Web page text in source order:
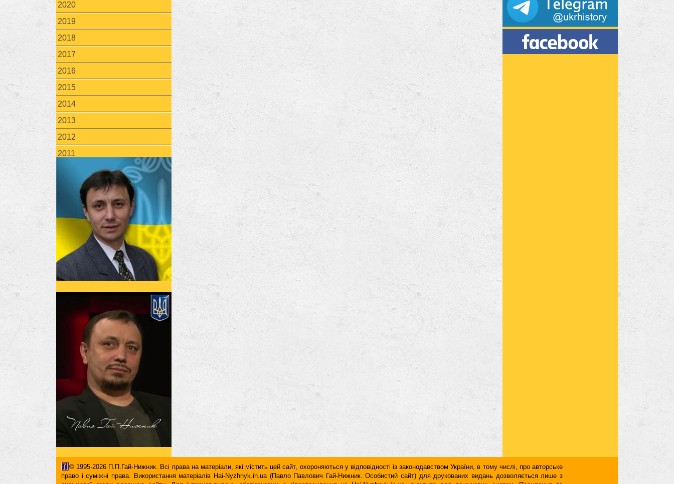
2020
2019
2018
2017
2016
2015
2014
2013
2012
2011
© 1995-2026 П.П.Гай-Нижник. Всі права на матеріали, які містить цей сайт, охороняються у відповідності із законодавством України, в тому числі, про авторське
право і суміжні права. Використання матерiалiв Hai-Nyzhnyk.in.ua (Павло Павлович Гай-Нижник. Особистий сайт) для друкованих видань дозволяється лише з
письмової згоди власника сайту. Для iнтернет-видань обов'язковим є гiперпосилання на Hai-Nyzhnyk.in.ua, відкрите для пошукових систем. Посилання та
гіперпосилання повинні міститися виключно в першому чи в другому абзаці тексту.